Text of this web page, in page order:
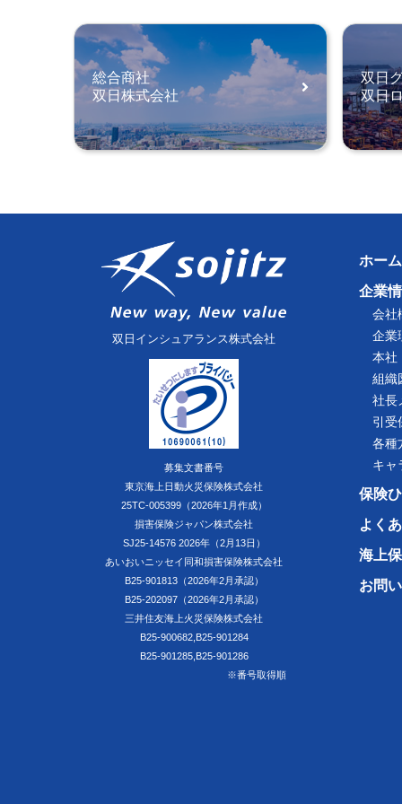
総合商社
双日株式会社
双日
双日
双日インシュアランス株式会社
募集文書番号
東京海上日動火災保険株式会社
25TC-005399（2026年1月作成）
損害保険ジャパン株式会社
SJ25-14576 2026年（2月13日）
あいおいニッセイ同和損害保険株式会社
B25-901813（2026年2月承認）
B25-202097（2026年2月承認）
三井住友海上火災保険株式会社
B25-900682,B25-901284
B25-901285,B25-901286
※番号取得順
ホーム
企業
会社
企業
本社
組織
社長
引受
各種
キャ
保険
よく
海上
お問